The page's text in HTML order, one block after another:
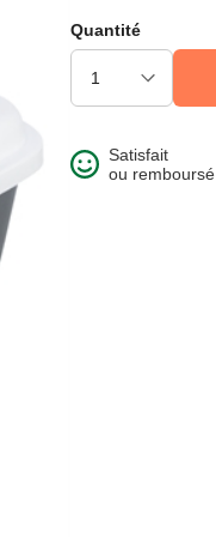
Quantité
Satisfait
ou remboursé